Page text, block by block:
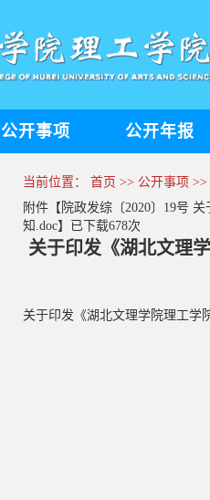
公开事项 公开年报
当前位置： 首页 >> 公开事项 >>
附件【 院政发综〔2020〕19号
知.doc】已下载678次
关于印发《湖北文理
关于印发《湖北文理学院理工学